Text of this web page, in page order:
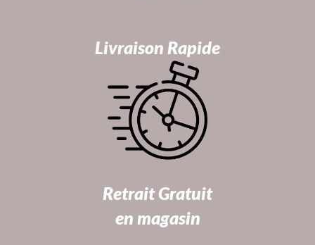
Livraison Rapide
Retrait Gratuit
en magasin